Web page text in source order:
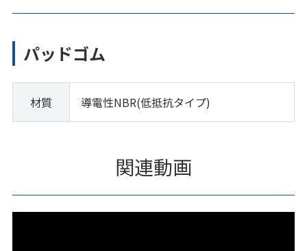
パッドゴム
材質 導電性NBR(低抵抗タイプ)
関連動画